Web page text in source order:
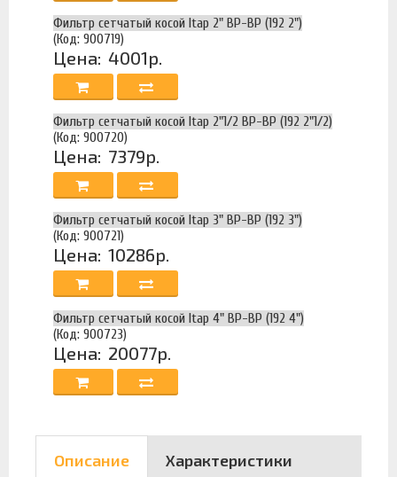
Фильтр сетчатый косой Itap 2" ВР-ВР (192 2")
(Код: 900719)
Цена: 4001р.
Фильтр сетчатый косой Itap 2"1/2 ВР-ВР (192 2"1/2)
(Код: 900720)
Цена: 7379р.
Фильтр сетчатый косой Itap 3" ВР-ВР (192 3")
(Код: 900721)
Цена: 10286р.
Фильтр сетчатый косой Itap 4" ВР-ВР (192 4")
(Код: 900723)
Цена: 20077р.
Описание Характеристики